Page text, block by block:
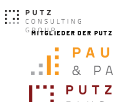
MITGLIEDER DER